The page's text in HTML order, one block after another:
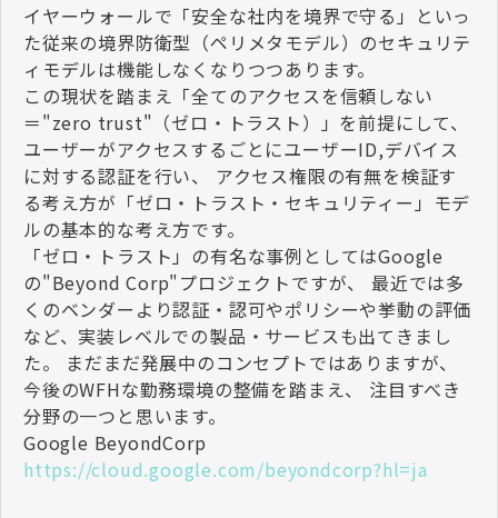
イヤーウォールで「安全な社内を境界で守る」といっ
た従来の境界防衛型（ペリメタモデル）のセキュリテ
ィモデルは機能しなくなりつつあります。
この現状を踏まえ「全てのアクセスを信頼しない
＝"zero trust"（ゼロ・トラスト）」を前提にして、
ユーザーがアクセスするごとにユーザーID,デバイス
に対する認証を行い、 アクセス権限の有無を検証す
る考え方が「ゼロ・トラスト・セキュリティー」モデ
ルの基本的な考え方です。
「ゼロ・トラスト」の有名な事例としてはGoogle
の"Beyond Corp"プロジェクトですが、 最近では多
くのベンダーより認証・認可やポリシーや挙動の評価
など、実装レベルでの製品・サービスも出てきまし
た。 まだまだ発展中のコンセプトではありますが、
今後のWFHな勤務環境の整備を踏まえ、 注目すべき
分野の一つと思います。
Google BeyondCorp
https://cloud.google.com/beyondcorp?hl=ja